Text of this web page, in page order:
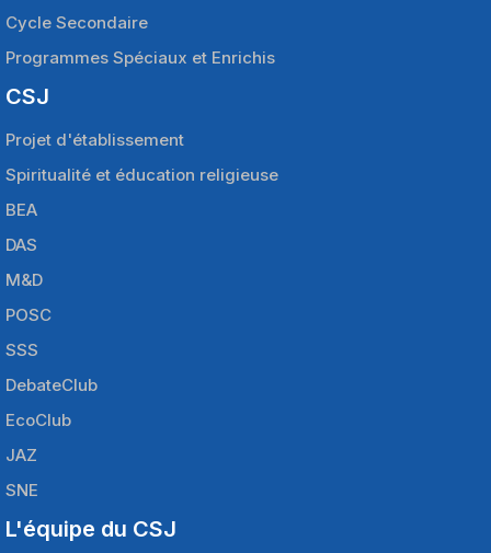
Cycle Secondaire
Programmes Spéciaux et Enrichis
CSJ
Projet d'établissement
Spiritualité et éducation religieuse
BEA
DAS
M&D
POSC
SSS
DebateClub
EcoClub
JAZ
SNE
L'équipe du CSJ